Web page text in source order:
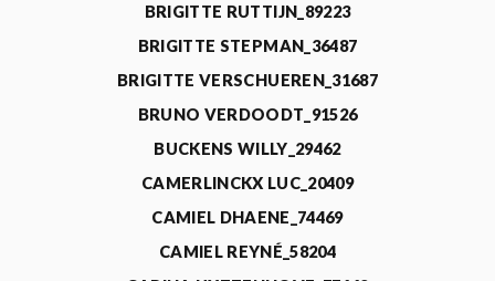
BRIGITTE RUTTIJN_89223
BRIGITTE STEPMAN_36487
BRIGITTE VERSCHUEREN_31687
BRUNO VERDOODT_91526
BUCKENS WILLY_29462
CAMERLINCKX LUC_20409
CAMIEL DHAENE_74469
CAMIEL REYNÉ_58204